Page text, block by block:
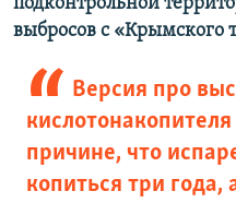
подконтрольной
выбросов с «Крымского
Версия про
причине, что
копиться три